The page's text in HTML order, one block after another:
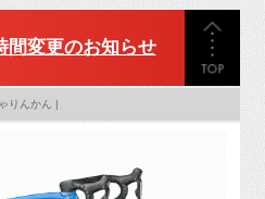
間変更のお知らせ
りんかん |